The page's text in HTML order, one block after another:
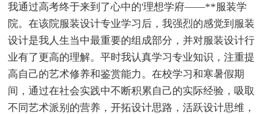
我通过高考终于来到了心中的'理想学府——**服装学
院。在该院服装设计专业学习后，我强烈的感觉到服装
设计是我人生当中最重要的组成部分，并对服装设计行
业有了更高的理解。平时我认真学习专业知识，注重提
高自己的艺术修养和鉴赏能力。在校学习和寒暑假期
间，通过在社会实践中不断积累自己的实际经验，吸取
不同艺术派别的营养，开拓设计思路，活跃设计思维，